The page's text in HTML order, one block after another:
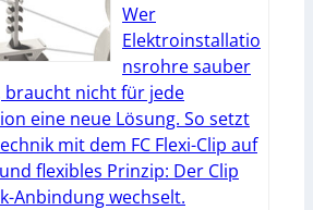
Wer
Elektroinstallatio
nsrohre sauber
braucht nicht für jede
eine neue Lösung. So setzt
mit dem FC Flexi-Clip auf
flexibles Prinzip: Der Clip
Anbindung wechselt.